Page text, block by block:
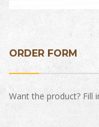
ORDER FORM
Want the product? Fill